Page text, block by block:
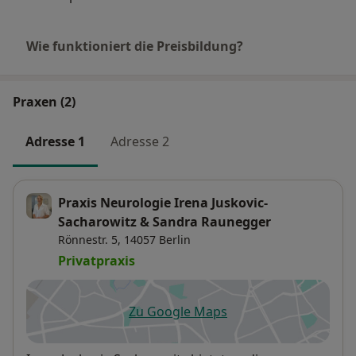
Langjährige Erfahrung, neuestes Wissen und moderne
kompetente Diagnose und Therapie.
Wie funktioniert die Preisbildung?
Praxen (2)
Adresse 1 Adresse 2
Praxis Neurologie Irena Juskovic-
Sacharowitz & Sandra Raunegger
Rönnestr. 5, 14057 Berlin
Privatpraxis
Zu Google Mapsöffnet in einer neuen